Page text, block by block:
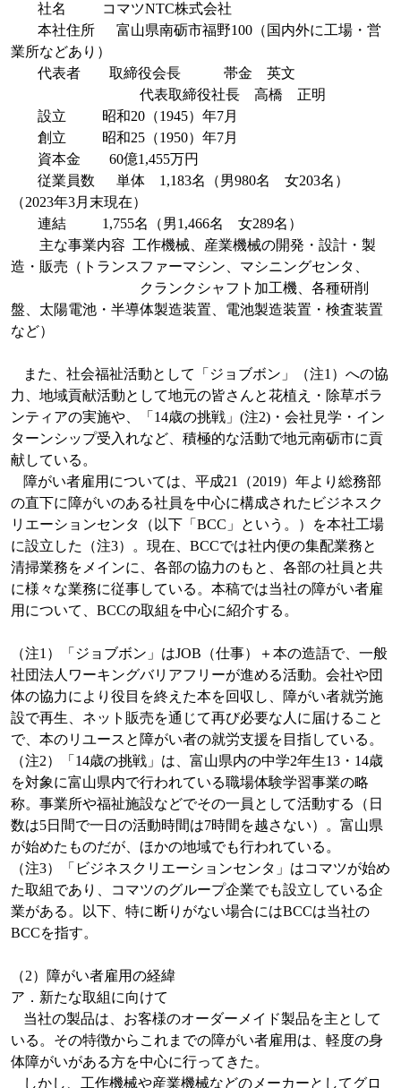
社名
コマツNTC株式会社
本社住所
富山県南砺市福野100（国内外に工場・営
業所などあり）
代表者
取締役会長 帯金 英文
代表取締役社長 高橋 正明
設立
昭和20（1945）年7月
創立
昭和25（1950）年7月
資本金 60億1,455万円
従業員数
単体 1,183名（男980名 女203名）
（2023年3月末現在）
連結1,755名（男1,466名 女289名）
主な事業内容 工作機械、産業機械の開発・設計・製
造・販売（トランスファーマシン、マシニングセンタ、
クランクシャフト加工機、各種研削
盤、太陽電池・半導体製造装置、電池製造装置・検査装置
など）
また、社会福祉活動として「ジョブボン」（注1）への協
力、地域貢献活動として地元の皆さんと花植え・除草ボラ
ンティアの実施や、「 14歳の挑戦」 (注2)・会社見学・イン
ターンシップ受入れなど、積極的な活動で地元南砺市に貢
献している。
障がい者雇用については、平成21 （2019）年より総務部
の直下に障がいのある社員を中心に構成されたビジネスク
リエーションセンタ（以下「 BCC 」という。）を本社工場
に設立した（注3）。現在、 BCCでは社内便の集配業務と
清掃業務をメインに、各部の協力のもと、各部の社員と共
に様々な業務に従事している。本稿では当社の障がい者雇
用について、 BCCの取組を中心に紹介する。
（注1）「ジョブボン」はJOB （仕事）＋本の造語で、一般
社団法人ワーキングバリアフリーが進める活動。会社や団
体の協力により役目を終えた本を回収し、障がい者就労施
設で再生、ネット販売を通じて再び必要な人に届けること
で、本のリユースと障がい者の就労支援を目指している。
（注2）「 14歳の挑戦」は、富山県内の中学2年生13・ 14歳
を対象に富山県内で行われている職場体験学習事業の略
称。事業所や福祉施設などでその一員として活動する（日
数は5日間で一日の活動時間は7時間を越さない）。富山県
が始めたものだが、ほかの地域でも行われている。
（注3）「ビジネスクリエーションセンタ」はコマツが始め
た取組であり、コマツのグループ企業でも設立している企
業がある。以下、特に断りがない場合にはBCCは当社の
BCCを指す。
（2）障がい者雇用の経緯
ア．新たな取組に向けて
当社の製品は、お客様のオーダーメイド製品を主として
いる。その特徴からこれまでの障がい者雇用は、軽度の身
体障がいがある方を中心に行ってきた。
しかし、工作機械や産業機械などのメーカーとしてグロ